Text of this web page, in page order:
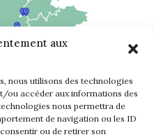
aux
nous utilisons des technologies
ou accéder aux informations des
nous permettra de
de navigation ou les ID
ou de retirer son